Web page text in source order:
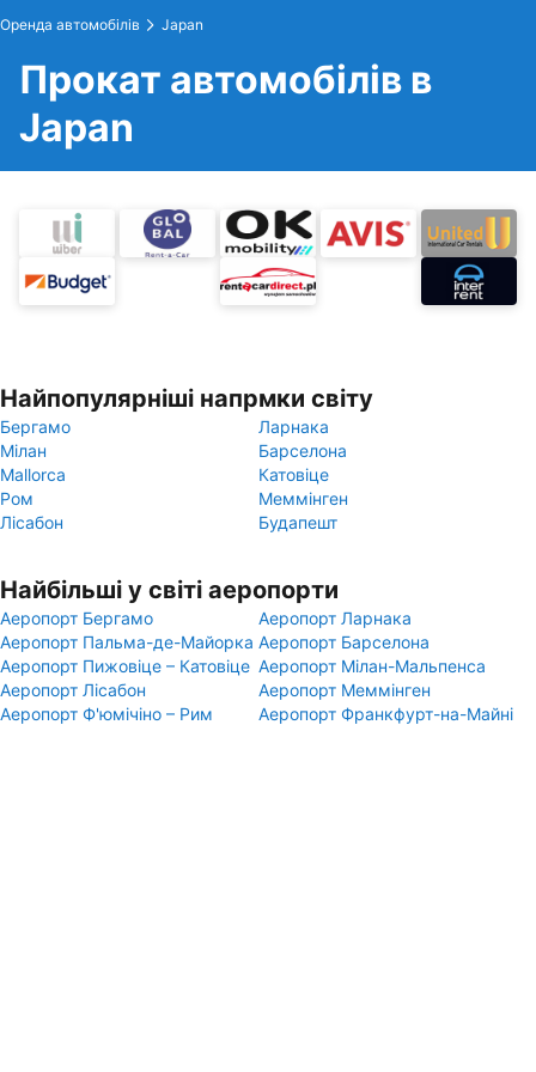
Оренда автомобілів Japan
Прокат автомобілів в
Japan
Найпопулярніші напрмки світу
Бергамо
Ларнака
Мілан
Барселона
Mallorca
Катовіце
Ром
Меммінген
Лісабон
Будапешт
Найбільші у світі аеропорти
Аеропорт Бергамо
Аеропорт Ларнака
Аеропорт Пальма-де-Майорка Аеропорт Барселона
Аеропорт Пижовіце – Катовіце Аеропорт Мілан-Мальпенса
Аеропорт Лісабон
Аеропорт Меммінген
Аеропорт Ф'юмічіно – Рим
Аеропорт Франкфурт-на-Майні